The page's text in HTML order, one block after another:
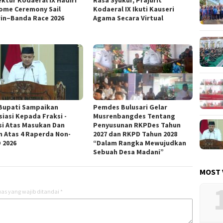
Ceremony Sail
Race 2026
Kodaeral IX Ikuti Kauseri
Agama Secara Virtual
Sampaikan
Kepada Fraksi -
Atas Masukan Dan
Atas 4 Raperda Non-
2026
Pemdes Bulusari Gelar
Musrenbangdes Tentang
Penyusunan RKPDes Tahun
2027 dan RKPD Tahun 2028
“Dalam Rangka Mewujudkan
Sebuah Desa Madani”
yang wajib ditandai *
MOST